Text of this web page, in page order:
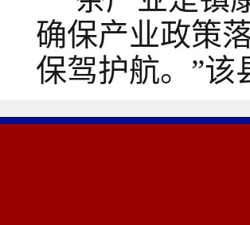
确保产业政策
保驾护航。”该